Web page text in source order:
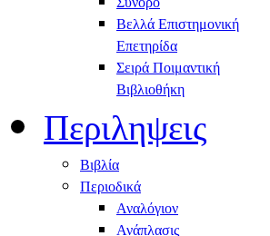
Βελλά Επιστημονική
Επετηρίδα
Σειρά Ποιμαντική
Βιβλιοθήκη
Περιληψεις
Βιβλία
Περιοδικά
Αναλόγιον
Ανάπλασις